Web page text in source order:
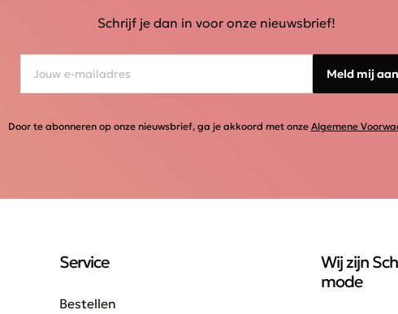
Schrijf je dan in voor onze nieuwsbrief!
Meld mij aan
Door te abonneren op onze nieuwsbrief, ga je akkoord met onze Algemene
Service
Bestellen
Wij zijn
mode